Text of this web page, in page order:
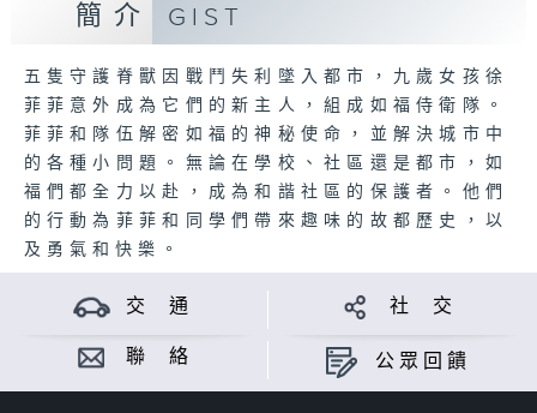
簡介 GIST
五隻守護脊獸因戰鬥失利墜入都市，九歲女孩徐
菲菲意外成為它們的新主人，組成如福侍衛隊。
菲菲和隊伍解密如福的神秘使命，並解決城市中
的各種小問題。無論在學校、社區還是都市，如
福們都全力以赴，成為和諧社區的保護者。他們
的行動為菲菲和同學們帶來趣味的故都歷史，以
及勇氣和快樂。
交 通 社 交
聯 絡 公眾回饋